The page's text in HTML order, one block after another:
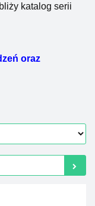
katalog serii
oraz